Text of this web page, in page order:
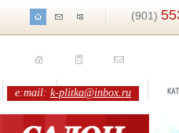
(901)
e:mail: k-plitka@inbox.ru